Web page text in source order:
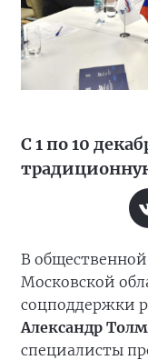
С 1 по 10
В
Московской
соцподдержки
Александр
специалисты